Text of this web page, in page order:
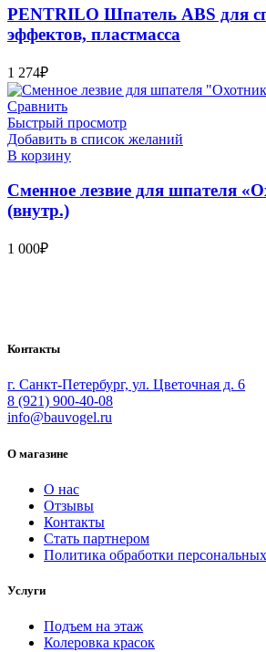
PENTRILO Шпатель ABS для
эффектов, пластмасса
1 274₽
Сравнить
Быстрый просмотр
Добавить в список желаний
В корзину
Сменное лезвие для шпателя
(внутр.)
1 000₽
Контакты
г. Санкт-Петербург, ул. Цветочная д. 6
8 (921) 900-40-08
info@bauvogel.ru
О магазине
О нас
Отзывы
Контакты
Стать партнером
Политика обработки
Услуги
Подъем на этаж
Колеровка красок